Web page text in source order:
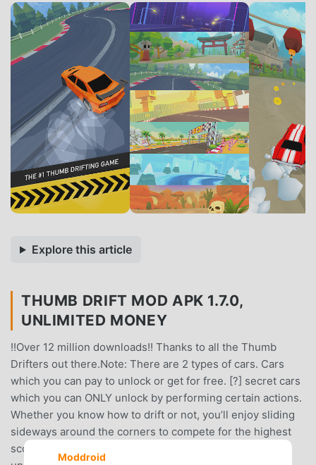
Explore this article
THUMB DRIFT MOD APK 1.7.0,
UNLIMITED MONEY
!!Over 12 million downloads!! Thanks to all the Thumb
Drifters out there.Note: There are 2 types of cars. Cars
which you can pay to unlock or get for free. [?] secret cars
which you can ONLY unlock by performing certain actions.
Whether you know how to drift or not, you’ll enjoy sliding
sideways around the corners to compete for the highest
score.WHY PLAY THUMB DRIFT?- Over 100 fully
Moddroid